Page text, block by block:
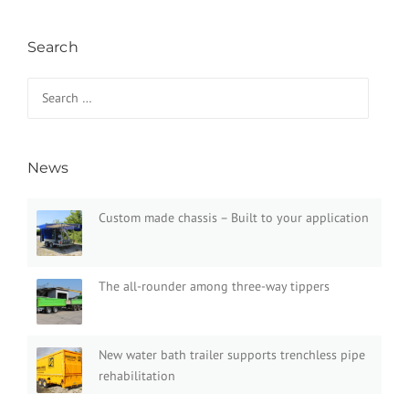
Search
News
Custom made chassis – Built to your application
The all-rounder among three-way tippers
New water bath trailer supports trenchless pipe
rehabilitation